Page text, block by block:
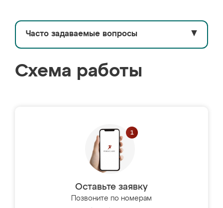
Часто задаваемые вопросы ▼
Схема работы
Оставьте заявку
Позвоните по номерам